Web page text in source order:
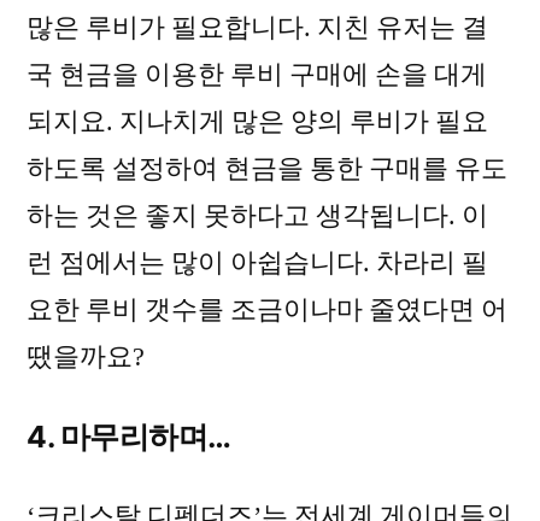
많은 루비가 필요합니다. 지친 유저는 결
국 현금을 이용한 루비 구매에 손을 대게
되지요. 지나치게 많은 양의 루비가 필요
하도록 설정하여 현금을 통한 구매를 유도
하는 것은 좋지 못하다고 생각됩니다. 이
런 점에서는 많이 아쉽습니다. 차라리 필
요한 루비 갯수를 조금이나마 줄였다면 어
땠을까요?
4. 마무리하며…